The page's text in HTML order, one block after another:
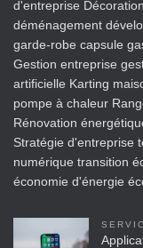
d'entreprise
déménagement
garde-robe capsule
Gestion entreprise
artificielle Karting
pompe à chaleur
Rénovation
Stratégie d'entreprise
numérique transition
économie d'énergie